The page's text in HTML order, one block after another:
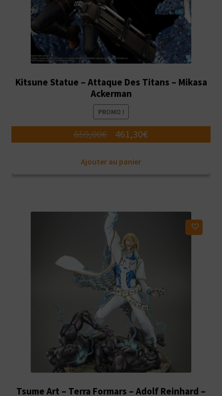
Kitsune Statue – Attaque Des Titans – Mikasa
Ackerman
PROMO !
659,00€
Le
initial
461,30€
Ajouter au panier
Tsume Art – Terra Formars – Adolf Reinhard –
Ajouter à ma liste d'envies